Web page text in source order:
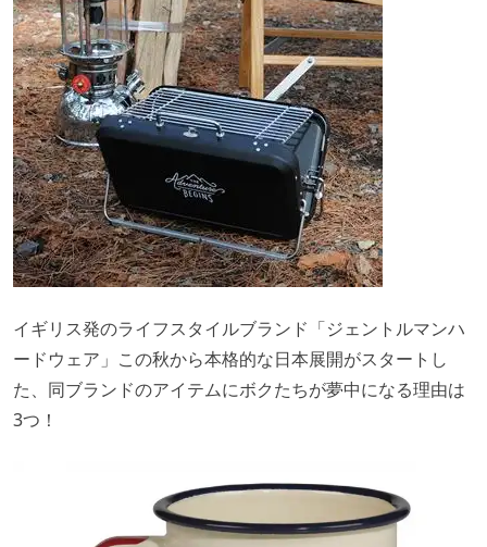
イギリス発のライフスタイルブランド「ジェントルマンハ
ードウェア」この秋から本格的な日本展開がスタートし
た、同ブランドのアイテムにボクたちが夢中になる理由は
3つ！